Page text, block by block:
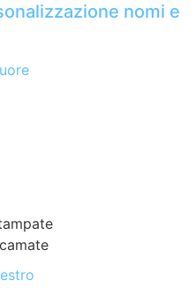
nomi e